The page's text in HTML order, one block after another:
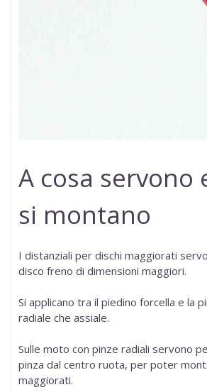
A cosa servono
si montano
I distanziali per dischi maggiorati
disco freno di dimensioni maggiori.
Si applicano tra il piedino forcella e la
radiale che assiale.
Sulle moto con pinze radiali servono
pinza dal centro ruota, per poter
maggiorati.